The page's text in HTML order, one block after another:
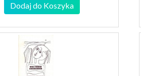
Dodaj do Koszyka